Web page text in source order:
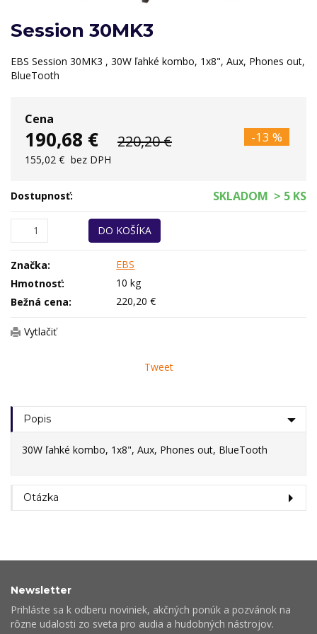
Session 30MK3
EBS Session 30MK3 , 30W ľahké kombo, 1x8", Aux, Phones out,
BlueTooth
Cena
190,68 € 220,20 € -13 %
155,02 € bez DPH
Dostupnosť: SKLADOM > 5 KS
DO KOŠÍKA
Značka:
EBS
Hmotnosť:
10 kg
Bežná cena:
220,20 €
Vytlačiť
Tweet
Popis
30W ľahké kombo, 1x8", Aux, Phones out, BlueTooth
Otázka
Newsletter
Prihláste sa k odberu noviniek, akčných ponúk a pozvánok na
rôzne udalosti zo sveta pro audia a hudobných nástrojov.